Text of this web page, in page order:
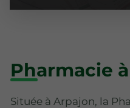
Pharmacie
Située à Arpajon, la